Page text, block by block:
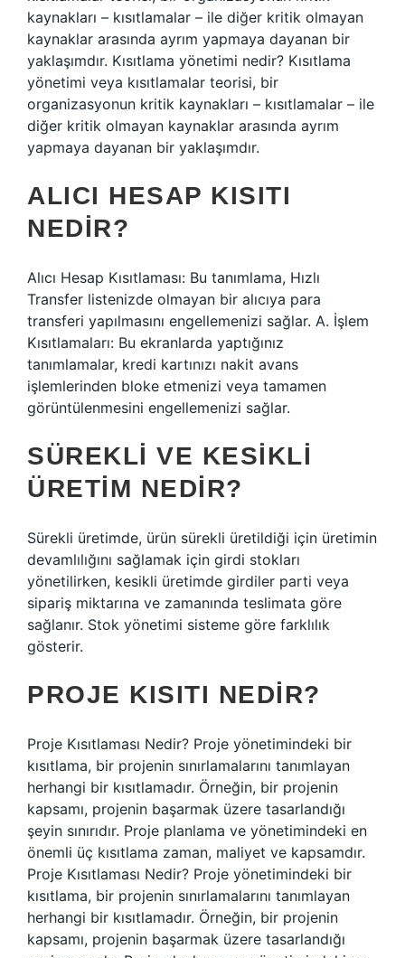
kaynakları – kısıtlamalar – ile diğer kritik olmayan
kaynaklar arasında ayrım yapmaya dayanan bir
yaklaşımdır. Kısıtlama yönetimi nedir? Kısıtlama
yönetimi veya kısıtlamalar teorisi, bir
organizasyonun kritik kaynakları – kısıtlamalar – ile
diğer kritik olmayan kaynaklar arasında ayrım
yapmaya dayanan bir yaklaşımdır.
ALICI HESAP KISITI
NEDIR?
Alıcı Hesap Kısıtlaması: Bu tanımlama, Hızlı
Transfer listenizde olmayan bir alıcıya para
transferi yapılmasını engellemenizi sağlar. A. İşlem
Kısıtlamaları: Bu ekranlarda yaptığınız
tanımlamalar, kredi kartınızı nakit avans
işlemlerinden bloke etmenizi veya tamamen
görüntülenmesini engellemenizi sağlar.
SÜREKLI VE KESIKLI
ÜRETIM NEDIR?
Sürekli üretimde, ürün sürekli üretildiği için üretimin
devamlılığını sağlamak için girdi stokları
yönetilirken, kesikli üretimde girdiler parti veya
sipariş miktarına ve zamanında teslimata göre
sağlanır. Stok yönetimi sisteme göre farklılık
gösterir.
PROJE KISITI NEDIR?
Proje Kısıtlaması Nedir? Proje yönetimindeki bir
kısıtlama, bir projenin sınırlamalarını tanımlayan
herhangi bir kısıtlamadır. Örneğin, bir projenin
kapsamı, projenin başarmak üzere tasarlandığı
şeyin sınırıdır. Proje planlama ve yönetimindeki en
önemli üç kısıtlama zaman, maliyet ve kapsamdır.
Proje Kısıtlaması Nedir? Proje yönetimindeki bir
kısıtlama, bir projenin sınırlamalarını tanımlayan
herhangi bir kısıtlamadır. Örneğin, bir projenin
kapsamı, projenin başarmak üzere tasarlandığı